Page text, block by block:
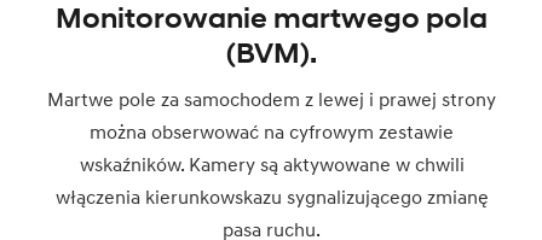
Monitorowanie martwego pola
(BVM).
Martwe pole za samochodem z lewej i prawej strony
można obserwować na cyfrowym zestawie
wskaźników. Kamery są aktywowane w chwili
włączenia kierunkowskazu sygnalizującego zmianę
pasa ruchu.